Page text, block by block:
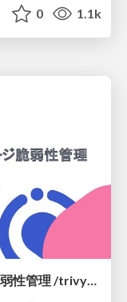
0 1.1k
Trivy + Regoを用いたパッケージ脆弱性管理 /trivy-rego